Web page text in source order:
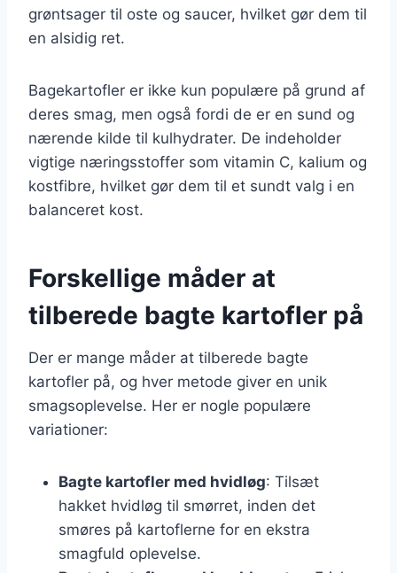
grøntsager til oste og saucer, hvilket gør dem til
en alsidig ret.
Bagekartofler er ikke kun populære på grund af
deres smag, men også fordi de er en sund og
nærende kilde til kulhydrater. De indeholder
vigtige næringsstoffer som vitamin C, kalium og
kostfibre, hvilket gør dem til et sundt valg i en
balanceret kost.
Forskellige måder at
tilberede bagte kartofler på
Der er mange måder at tilberede bagte
kartofler på, og hver metode giver en unik
smagsoplevelse. Her er nogle populære
variationer:
Bagte kartofler med hvidløg: Tilsæt
hakket hvidløg til smørret, inden det
smøres på kartoflerne for en ekstra
smagfuld oplevelse.